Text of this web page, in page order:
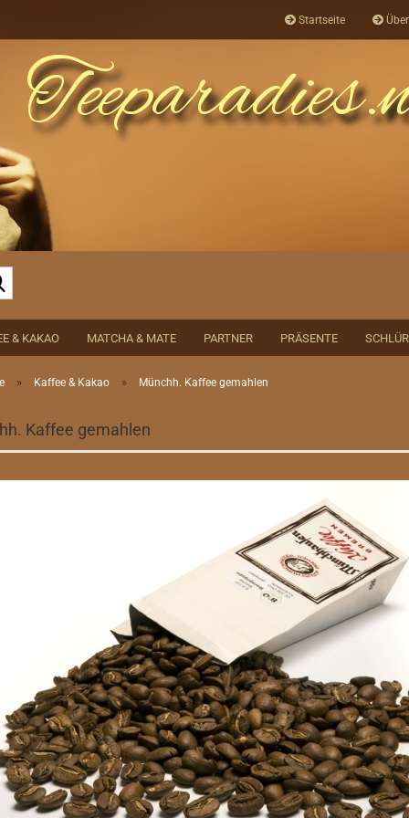
Startseite
& KAKAO MATCHA & MATE PARTNER PRÄSENTE
» Kaffee & Kakao » Münchh. Kaffee gemahlen
Kaffee gemahlen